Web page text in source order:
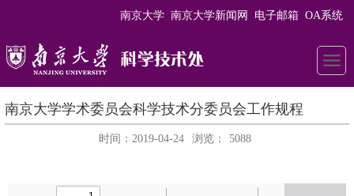
南京大学 南京大学新闻网 电子邮箱 OA系统
南京大学学术委员会科学技术分委员会工作规程
时间：2019-04-24 浏览： 5088